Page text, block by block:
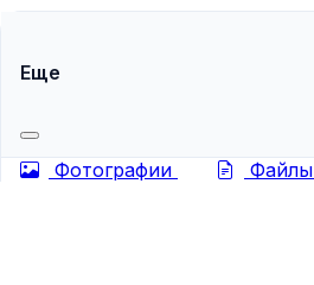
Еще
Фотографии Файлы